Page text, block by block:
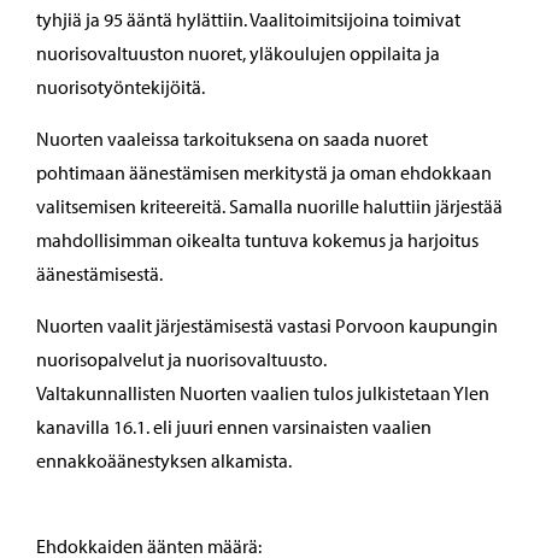
tyhjiä ja 95 ääntä hylättiin. Vaalitoimitsijoina toimivat
nuorisovaltuuston nuoret, yläkoulujen oppilaita ja
nuorisotyöntekijöitä.
Nuorten vaaleissa tarkoituksena on saada nuoret
pohtimaan äänestämisen merkitystä ja oman ehdokkaan
valitsemisen kriteereitä. Samalla nuorille haluttiin järjestää
mahdollisimman oikealta tuntuva kokemus ja harjoitus
äänestämisestä.
Nuorten vaalit järjestämisestä vastasi Porvoon kaupungin
nuorisopalvelut ja nuorisovaltuusto.
Valtakunnallisten Nuorten vaalien tulos julkistetaan Ylen
kanavilla 16.1. eli juuri ennen varsinaisten vaalien
ennakkoäänestyksen alkamista.
Ehdokkaiden äänten määrä: